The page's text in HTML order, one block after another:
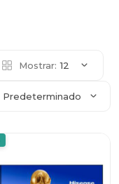
Mostrar: 12
Predeterminado